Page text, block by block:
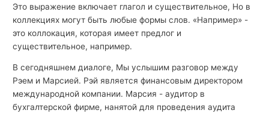
Это выражение включает глагол и существительное, Но в
коллекциях могут быть любые формы слов. «Например» -
это коллокация, которая имеет предлог и
существительное, например.
В сегодняшнем диалоге, Мы услышим разговор между
Рэем и Марсией. Рэй является финансовым директором
международной компании. Марсия - аудитор в
бухгалтерской фирме, нанятой для проведения аудита